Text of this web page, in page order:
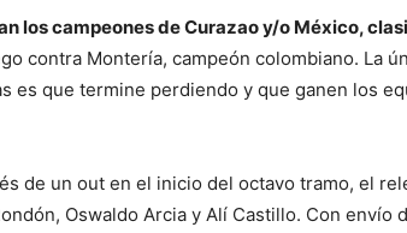
los campeones de Curazao y/o México,
contra Montería, campeón colombiano. La
es que termine perdiendo y que ganen los
de un out en el inicio del octavo tramo, el
Oswaldo Arcia y Alí Castillo. Con